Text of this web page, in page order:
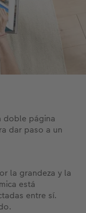
doble página
dar paso a un
la grandeza y la
está
entre sí.